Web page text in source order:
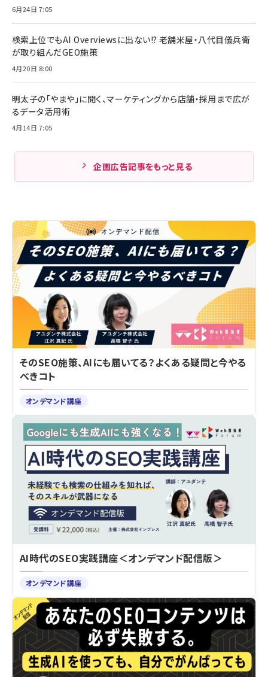
6月24日 7:05
検索上位でもAI Overviewsに出ない!? 老舗米屋・八代目儀兵衛
が取り組んだGEO施策
4月20日 8:00
明太子の「やまや」に聞く、マーケティングから店舗・採用まで広が
るデータ活用術
4月14日 7:05
企画広告記事をもっと見る
そのSEO施策、AIにも届いてる？よくある疑問と今やる
べきコト
オンデマンド講座
AI時代のSEO実践講座＜オンデマンド配信版＞
オンデマンド講座